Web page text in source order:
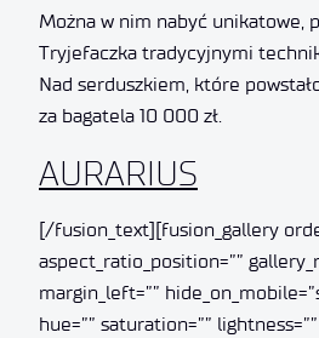
Można w nim nabyć unikatowe,
Tryjefaczka tradycyjnymi
Nad serduszkiem, które
za bagatela 10 000 zł.
AURARIUS
[/fusion_text][fusion_gallery
aspect_ratio_position=””
margin_left=””
hue=”” saturation=””